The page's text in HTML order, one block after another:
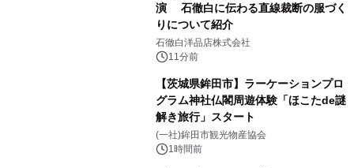
演 石徹白に伝わる直線裁断の服づく
りについて紹介
石徹白洋品店株式会社
11分前
【茨城県鉾田市】ラーケーションプロ
グラム神社仏閣周遊体験「ほこたde謎
解き旅行」スタート
(一社)鉾田市観光物産協会
1時間前